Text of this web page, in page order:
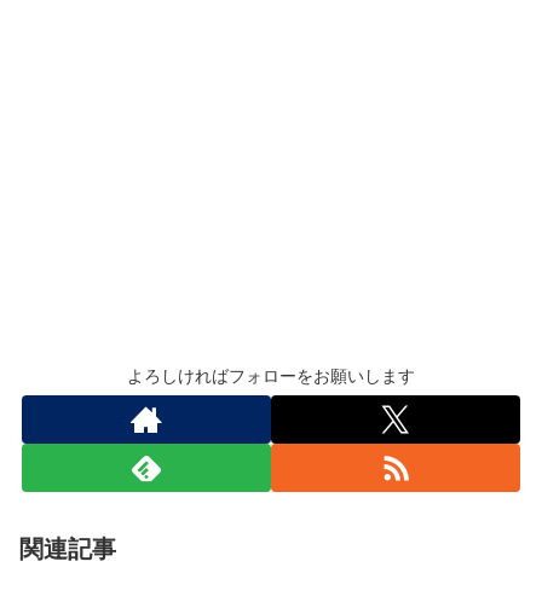
よろしければフォローをお願いします
関連記事